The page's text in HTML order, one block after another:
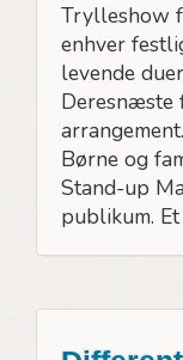
Trylleshow
enhver
levende
Deresnæste
Børne og
Stand-up
publikum.